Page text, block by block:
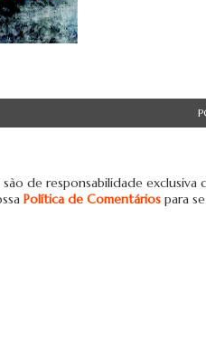
de responsabilidade exclusiva
Política de Comentáriospara